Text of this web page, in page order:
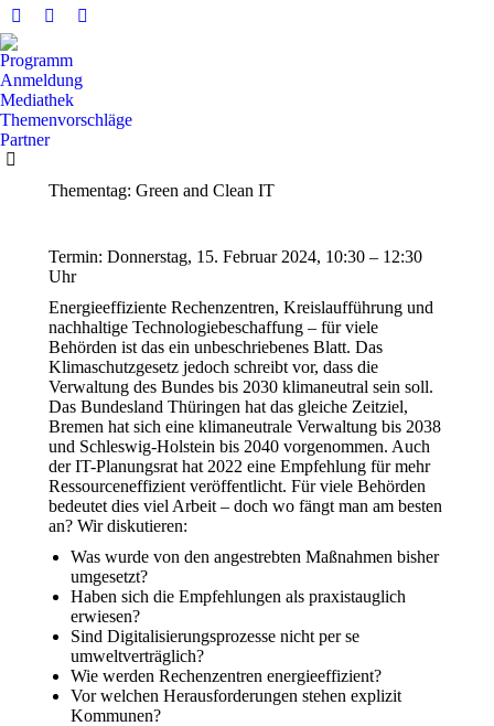
Facebook
Seite
wird
in
einem
neuen
geöffnet
X
wird
in
einem
neuen
geöffnet
YouTube
wird
einem
geöffnet
Programm
Anmeldung
Mediathek
Themenvorschläge
Partner
Thementag: Green and Clean IT
Termin: Donnerstag, 15. Februar 2024, 10:30 – 12:30
Uhr
Energieeffiziente Rechenzentren, Kreislaufführung und
nachhaltige Technologiebeschaffung – für viele
Behörden ist das ein unbeschriebenes Blatt. Das
Klimaschutzgesetz jedoch schreibt vor, dass die
Verwaltung des Bundes bis 2030 klimaneutral sein soll.
Das Bundesland Thüringen hat das gleiche Zeitziel,
Bremen hat sich eine klimaneutrale Verwaltung bis 2038
und Schleswig-Holstein bis 2040 vorgenommen. Auch
der IT-Planungsrat hat 2022 eine Empfehlung für mehr
Ressourceneffizient veröffentlicht. Für viele Behörden
bedeutet dies viel Arbeit – doch wo fängt man am besten
an? Wir diskutieren:
Was wurde von den angestrebten Maßnahmen bisher
umgesetzt?
Haben sich die Empfehlungen als praxistauglich
erwiesen?
Sind Digitalisierungsprozesse nicht per se
umweltverträglich?
Wie werden Rechenzentren energieeffizient?
Vor welchen Herausforderungen stehen explizit
Kommunen?